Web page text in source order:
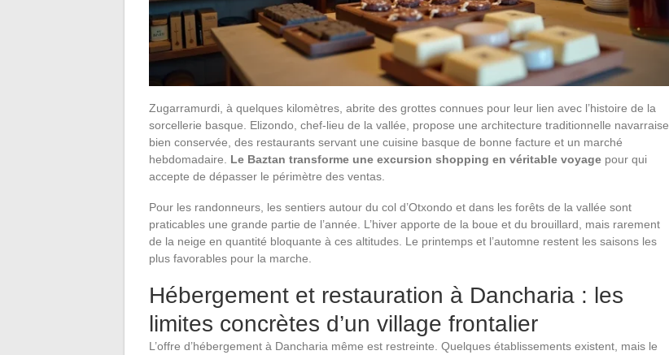
Zugarramurdi, à quelques kilomètres, abrite des grottes connues pour leur lien avec l’histoire de la
sorcellerie basque. Elizondo, chef-lieu de la vallée, propose une architecture traditionnelle navarraise
bien conservée, des restaurants servant une cuisine basque de bonne facture et un marché
hebdomadaire. Le Baztan transforme une excursion shopping en véritable voyage pour qui
accepte de dépasser le périmètre des ventas.
Pour les randonneurs, les sentiers autour du col d’Otxondo et dans les forêts de la vallée sont
praticables une grande partie de l’année. L’hiver apporte de la boue et du brouillard, mais rarement
de la neige en quantité bloquante à ces altitudes. Le printemps et l’automne restent les saisons les
plus favorables pour la marche.
Hébergement et restauration à Dancharia : les
limites concrètes d’un village frontalier
L’offre d’hébergement à Dancharia même est restreinte. Quelques établissements existent, mais le